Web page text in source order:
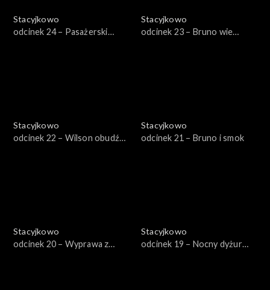
Stacyjkowo
odcinek 24 – Pasażerski
Stacyjkowo
odcinek 23 – Bruno wie
Stacyjkowo
odcinek 22 – Wilson obudź
Stacyjkowo
odcinek 21 – Bruno i smok
Stacyjkowo
odcinek 20 – Wyprawa z
Stacyjkowo
odcinek 19 – Nocny dyżur